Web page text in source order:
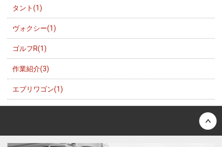
タント(1)
ヴォクシー(1)
ゴルフR(1)
作業紹介(3)
エブリワゴン(1)